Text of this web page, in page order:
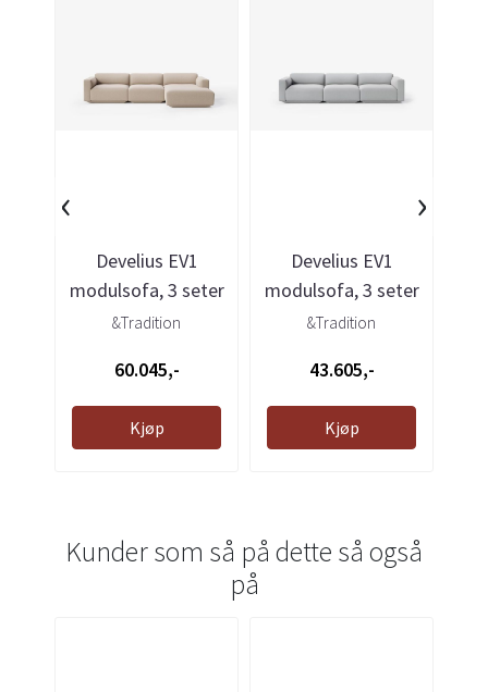
Develius EV1
modulsofa, 3 seter
med sjeselong - ...
&Tradition
60.045,-
Kjøp
Develius EV1
modulsofa, 3 seter
- Clay 0003
&Tradition
43.605,-
Kjøp
‹ ›
Kunder som så på dette så også
på